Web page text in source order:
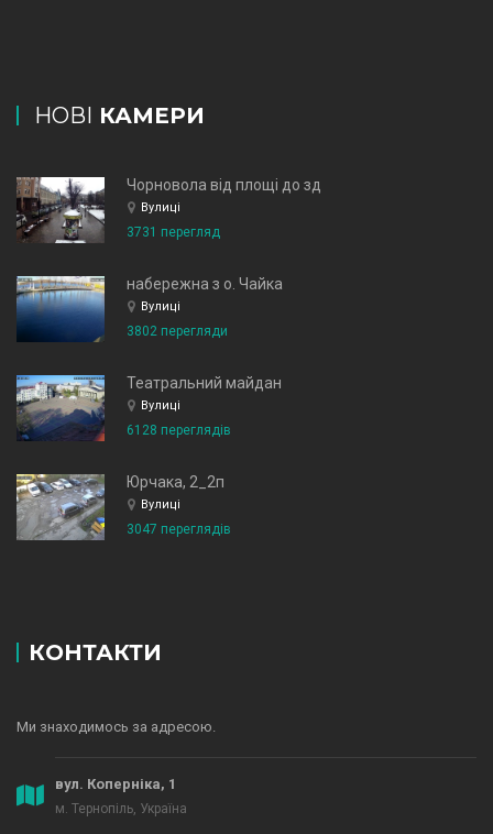
НОВІ КАМЕРИ
Чорновола від площі до зд
Вулиці
3731 перегляд
набережна з о. Чайка
Вулиці
3802 перегляди
Театральний майдан
Вулиці
6128 переглядів
Юрчака, 2_2п
Вулиці
3047 переглядів
КОНТАКТИ
Ми знаходимось за адресою.
вул. Коперніка, 1
м. Тернопіль, Україна